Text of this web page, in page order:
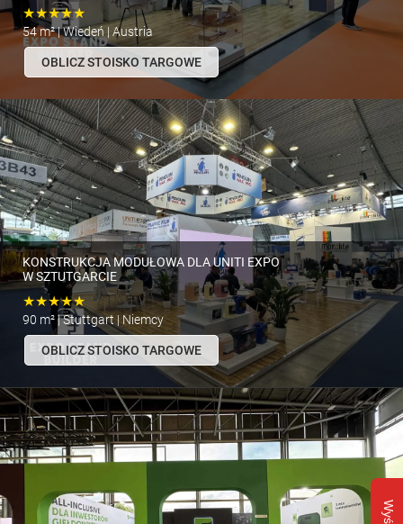
★★★★★
54 m² | Wiedeń | Austria
OBLICZ STOISKO TARGOWE
KONSTRUKCJA MODUŁOWA DLA UNITI EXPO
W SZTUTGARCIE
★★★★★
90 m² | Stuttgart | Niemcy
OBLICZ STOISKO TARGOWE